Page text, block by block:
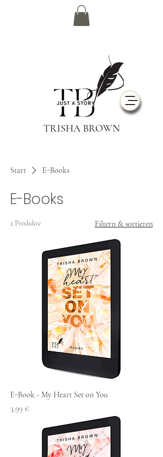
TRISHA BROWN
Start E-Books
E-Books
2 Produkte Filtern & sortieren
E-Book - My Heart Set on You
Preis
3,99 €